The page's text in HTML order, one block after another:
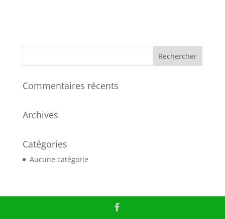
Commentaires récents
Archives
Catégories
Aucune catégorie